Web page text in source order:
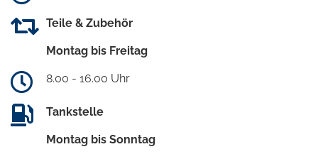
Teile & Zubehör
Montag bis Freitag
8.00 - 16.00 Uhr
Tankstelle
Montag bis Sonntag